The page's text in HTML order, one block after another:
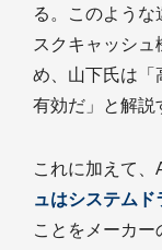
る。このような
スクキャッシ
め、山下氏は「
有効だ」と解説
これに加えて、
ュはシステム
ことをメーカ